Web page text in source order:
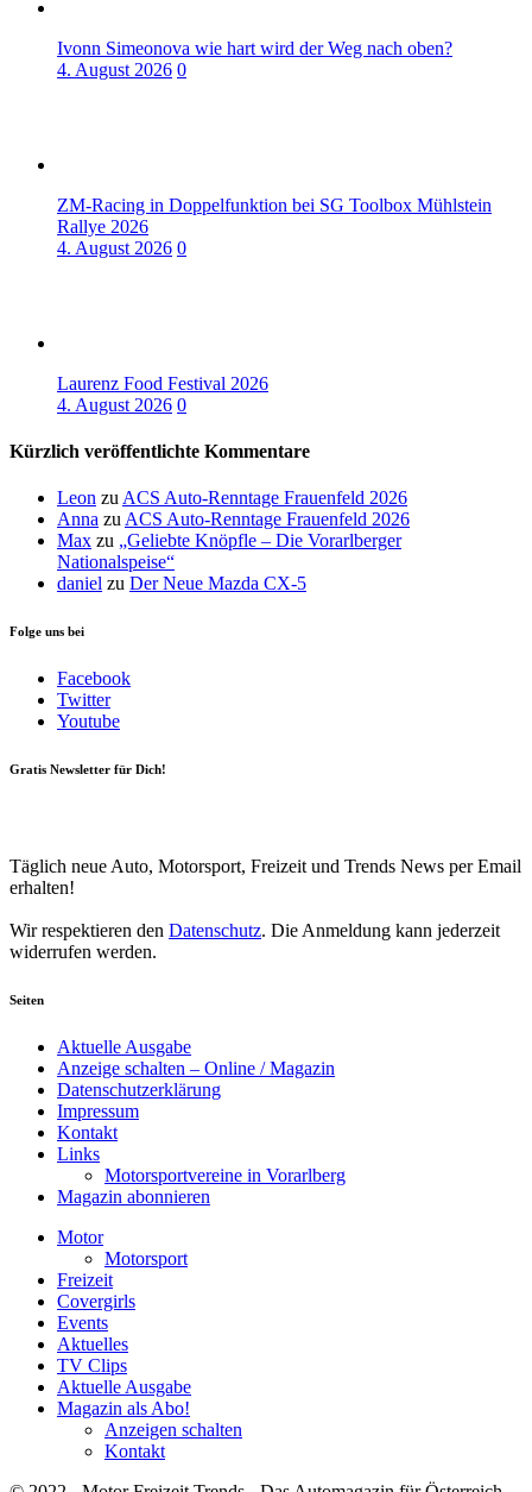
Ivonn Simeonova wie hart wird der Weg nach oben?
4. August 2026 0
ZM-Racing in Doppelfunktion bei SG Toolbox Mühlstein
Rallye 2026
4. August 2026 0
Laurenz Food Festival 2026
4. August 2026 0
Kürzlich veröffentlichte Kommentare
Leon zuACS Auto-Renntage Frauenfeld 2026
Anna zuACS Auto-Renntage Frauenfeld 2026
Max zu „Geliebte Knöpfle – Die Vorarlberger
Nationalspeise“
daniel zu Der Neue Mazda CX-5
Folge uns bei
Facebook
Twitter
Youtube
Gratis Newsletter für Dich!
Täglich neue Auto, Motorsport, Freizeit und Trends News per Email
erhalten!
Wir respektieren den Datenschutz. Die Anmeldung kann jederzeit
widerrufen werden.
Seiten
Aktuelle Ausgabe
Anzeige schalten – Online / Magazin
Datenschutzerklärung
Impressum
Kontakt
Links
Motorsportvereine in Vorarlberg
Magazin abonnieren
Motor
Motorsport
Freizeit
Covergirls
Events
Aktuelles
TV Clips
Aktuelle Ausgabe
Magazin als Abo!
Anzeigen schalten
Kontakt